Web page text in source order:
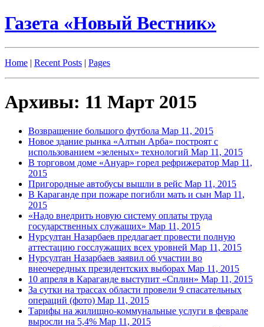
Газета «Новый Вестник»
Home | Recent Posts | Pages
Архивы: 11 Март 2015
Возвращение большого футбола Мар 11, 2015
Новое здание рынка «Алтын Арба» построят с
использованием «зеленых» технологий Мар 11, 2015
В торговом доме «Ануар» горел рефрижератор Мар 11,
2015
Пригородные автобусы вышли в рейс Мар 11, 2015
В Караганде при пожаре погибли мать и сын Мар 11,
2015
«Надо внедрить новую систему оплаты труда
государственных служащих» Мар 11, 2015
Нурсултан Назарбаев предлагает провести полную
аттестацию госслужащих всех уровней Мар 11, 2015
Нурсултан Назарбаев заявил об участии во
внеочередных президентских выборах Мар 11, 2015
10 апреля в Караганде выступит «Сплин» Мар 11, 2015
За сутки на трассах области провели 9 спасательных
операций (фото) Мар 11, 2015
Тарифы на жилищно-коммунальные услуги в феврале
выросли на 5,4% Мар 11, 2015